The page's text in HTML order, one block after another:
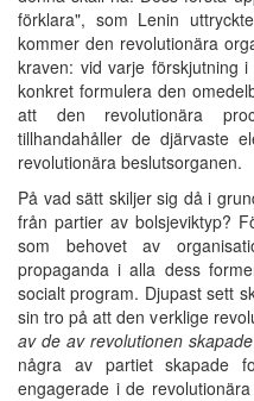
förklara", som Lenin
kommer den revolutionära
kraven: vid varje förskjutning
konkret formulera den
att den revolutionära
tillhandahåller de djärvaste
revolutionära beslutsorganen.
På vad sätt skiljer sig då i
från partier av bolsjeviktyp?
som behovet av
propaganda i alla dess
socialt program. Djupast sett
sin tro på att den verklige
av de av revolutionen
några av partiet skapade
engagerade i de